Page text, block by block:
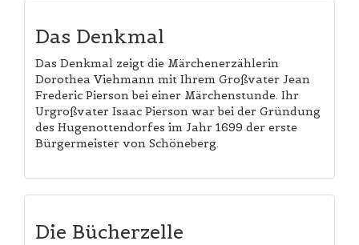
Das Denkmal
Das Denkmal zeigt die Märchenerzählerin
Dorothea Viehmann mit Ihrem Großvater Jean
Frederic Pierson bei einer Märchenstunde. Ihr
Urgroßvater Isaac Pierson war bei der Gründung
des Hugenottendorfes im Jahr 1699 der erste
Bürgermeister von Schöneberg.
Die Bücherzelle